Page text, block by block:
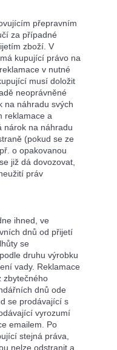
přepravním
za případné
zboží. V
kupující právo na
v nutné
musí doložit
neoprávněné
na náhradu svých
reklamace a
nárok na náhradu
(pokud se ze
o opakovanou
již dá dovozovat,
práv
ihned, ve
dnů od přijetí
se
druhu výrobku
vady. Reklamace
zbytečného
dnů ode
se prodávající s
vyrozumí
emailem. Po
stejná práva,
nelze odstranit a